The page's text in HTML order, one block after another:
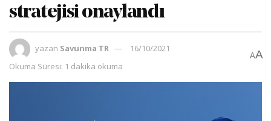
stratejisi onaylandı
yazan Savunma TR
16/10/2021
Okuma Süresi: 1 dakika okuma
AA